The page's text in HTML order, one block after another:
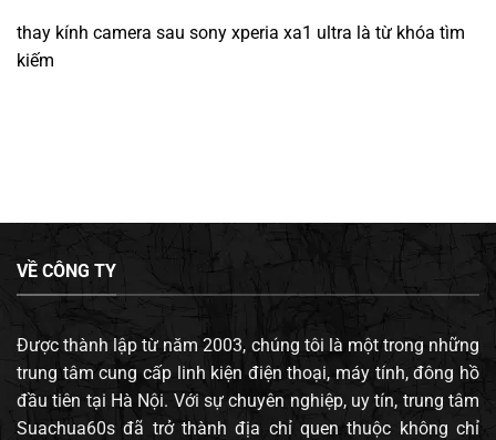
thay kính camera sau sony xperia xa1 ultra là từ khóa tìm
kiếm
VỀ CÔNG TY
Được thành lập từ năm 2003, chúng tôi là một trong những
trung tâm cung cấp linh kiện điện thoại, máy tính, đông hồ
đầu tiên tại Hà Nội. Với sự chuyên nghiệp, uy tín, trung tâm
Suachua60s đã trở thành địa chỉ quen thuộc không chỉ